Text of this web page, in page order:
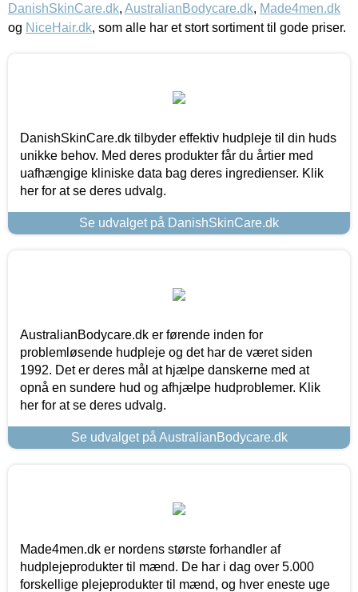
DanishSkinCare.dk, AustralianBodycare.dk, Made4men.dk
og NiceHair.dk, som alle har et stort sortiment til gode priser.
DanishSkinCare.dk tilbyder effektiv hudpleje til din huds
unikke behov. Med deres produkter får du årtier med
uafhængige kliniske data bag deres ingredienser. Klik
her for at se deres udvalg.
Se udvalget på DanishSkinCare.dk
AustralianBodycare.dk er førende inden for
problemløsende hudpleje og det har de været siden
1992. Det er deres mål at hjælpe danskerne med at
opnå en sundere hud og afhjælpe hudproblemer. Klik
her for at se deres udvalg.
Se udvalget på AustralianBodycare.dk
Made4men.dk er nordens største forhandler af
hudplejeprodukter til mænd. De har i dag over 5.000
forskellige plejeprodukter til mænd, og hver eneste uge